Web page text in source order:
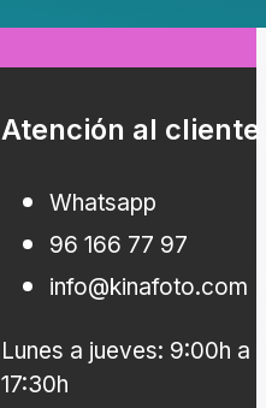
Atención al cliente
Whatsapp
96 166 77 97
info@kinafoto.com
Lunes a jueves: 9:00h a
17:30h